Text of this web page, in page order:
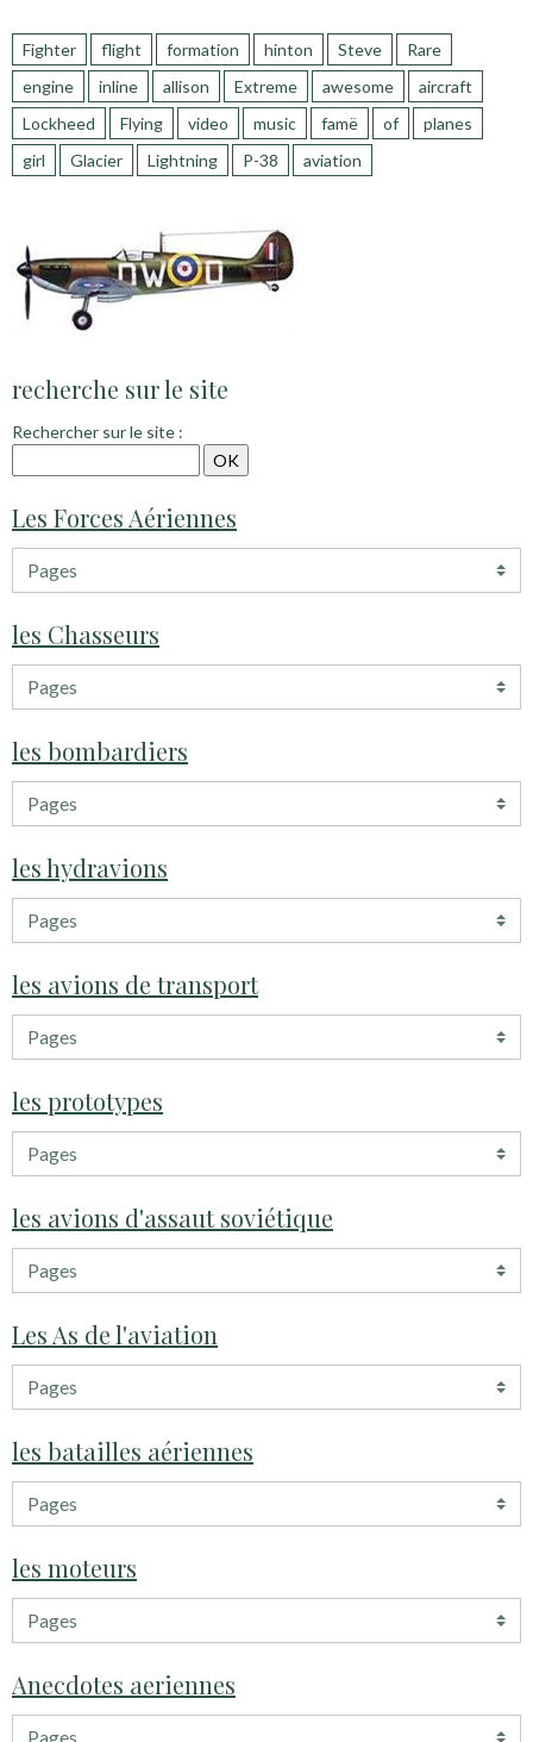
Fighter flight formation hinton Steve
Rare
engine
inline allison Extreme awesome
aircraft
Lockheed
Flying video music famë of
planes
girl
Glacier Lightning P-38 aviation
recherche sur le site
Rechercher sur le site :
Les Forces Aériennes
les Chasseurs
les bombardiers
les hydravions
les avions de transport
les prototypes
les avions d'assaut soviétique
Les As de l'aviation
les batailles aériennes
les moteurs
Anecdotes aeriennes